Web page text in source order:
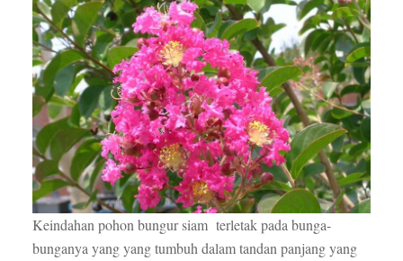
Keindahan pohon bungur siam terletak pada bunga-
bunganya yang yang tumbuh dalam tandan panjang yang